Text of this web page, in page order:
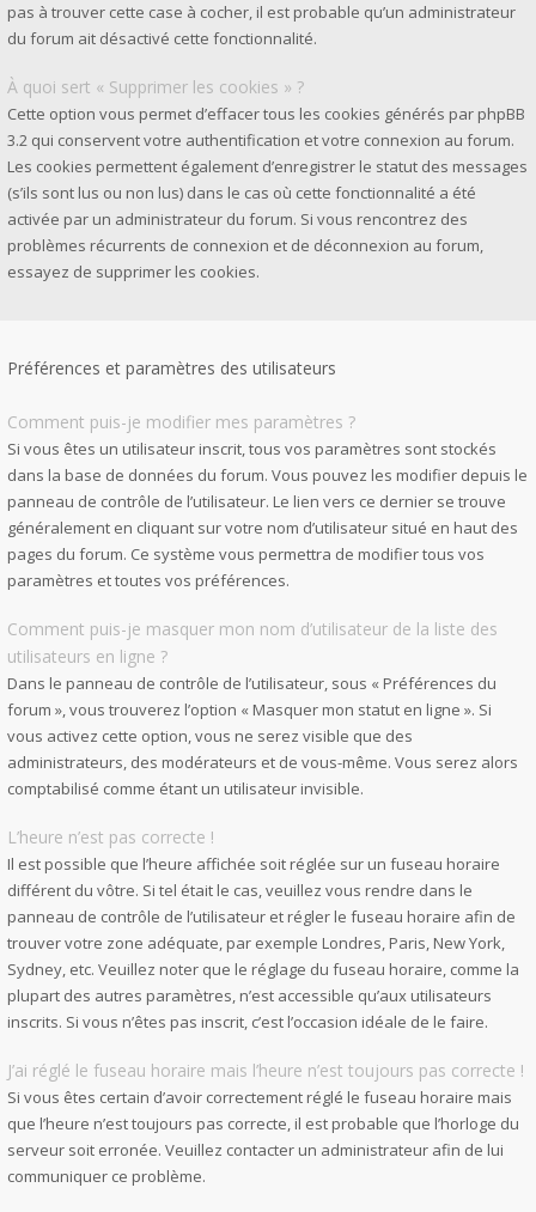
pas à trouver cette case à cocher, il est probable qu’un administrateur
du forum ait désactivé cette fonctionnalité.
À quoi sert « Supprimer les cookies » ?
Cette option vous permet d’effacer tous les cookies générés par phpBB
3.2 qui conservent votre authentification et votre connexion au forum.
Les cookies permettent également d’enregistrer le statut des messages
(s’ils sont lus ou non lus) dans le cas où cette fonctionnalité a été
activée par un administrateur du forum. Si vous rencontrez des
problèmes récurrents de connexion et de déconnexion au forum,
essayez de supprimer les cookies.
Préférences et paramètres des utilisateurs
Comment puis-je modifier mes paramètres ?
Si vous êtes un utilisateur inscrit, tous vos paramètres sont stockés
dans la base de données du forum. Vous pouvez les modifier depuis le
panneau de contrôle de l’utilisateur. Le lien vers ce dernier se trouve
généralement en cliquant sur votre nom d’utilisateur situé en haut des
pages du forum. Ce système vous permettra de modifier tous vos
paramètres et toutes vos préférences.
Comment puis-je masquer mon nom d’utilisateur de la liste des
utilisateurs en ligne ?
Dans le panneau de contrôle de l’utilisateur, sous « Préférences du
forum », vous trouverez l’option « Masquer mon statut en ligne ». Si
vous activez cette option, vous ne serez visible que des
administrateurs, des modérateurs et de vous-même. Vous serez alors
comptabilisé comme étant un utilisateur invisible.
L’heure n’est pas correcte !
Il est possible que l’heure affichée soit réglée sur un fuseau horaire
différent du vôtre. Si tel était le cas, veuillez vous rendre dans le
panneau de contrôle de l’utilisateur et régler le fuseau horaire afin de
trouver votre zone adéquate, par exemple Londres, Paris, New York,
Sydney, etc. Veuillez noter que le réglage du fuseau horaire, comme la
plupart des autres paramètres, n’est accessible qu’aux utilisateurs
inscrits. Si vous n’êtes pas inscrit, c’est l’occasion idéale de le faire.
J’ai réglé le fuseau horaire mais l’heure n’est toujours pas correcte !
Si vous êtes certain d’avoir correctement réglé le fuseau horaire mais
que l’heure n’est toujours pas correcte, il est probable que l’horloge du
serveur soit erronée. Veuillez contacter un administrateur afin de lui
communiquer ce problème.